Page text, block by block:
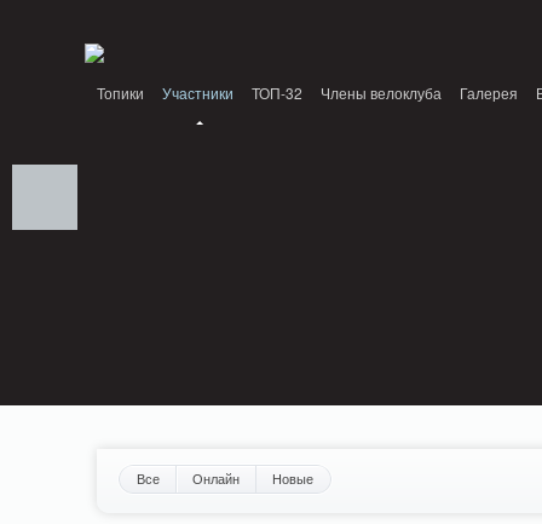
Топики Участники ТОП-32 Члены велоклуба Галерея
Все Онлайн Новые